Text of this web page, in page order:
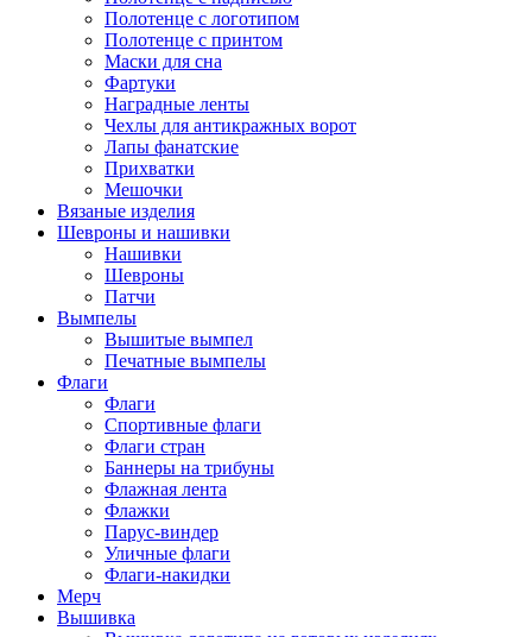
Полотенце с логотипом
Полотенце с принтом
Маски для сна
Фартуки
Наградные ленты
Чехлы для антикражных ворот
Лапы фанатские
Прихватки
Мешочки
Вязаные изделия
Шевроны и нашивки
Нашивки
Шевроны
Патчи
Вымпелы
Вышитые вымпел
Печатные вымпелы
Флаги
Флаги
Спортивные флаги
Флаги стран
Баннеры на трибуны
Флажная лента
Флажки
Парус-виндер
Уличные флаги
Флаги-накидки
Мерч
Вышивка